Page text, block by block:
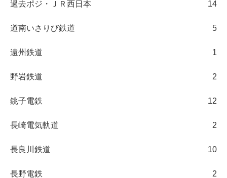
過去ポジ・ＪＲ西日本 14
道南いさりび鉄道 5
遠州鉄道 1
野岩鉄道 2
銚子電鉄 12
長崎電気軌道 2
長良川鉄道 10
長野電鉄 2